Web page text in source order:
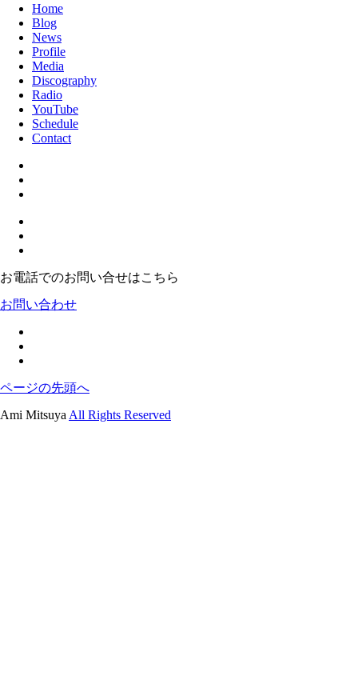
Home
Blog
News
Profile
Media
Discography
Radio
YouTube
Schedule
Contact
お電話でのお問い合せはこちら
お問い合わせ
ページの先頭へ
Ami Mitsuya All Rights Reserved